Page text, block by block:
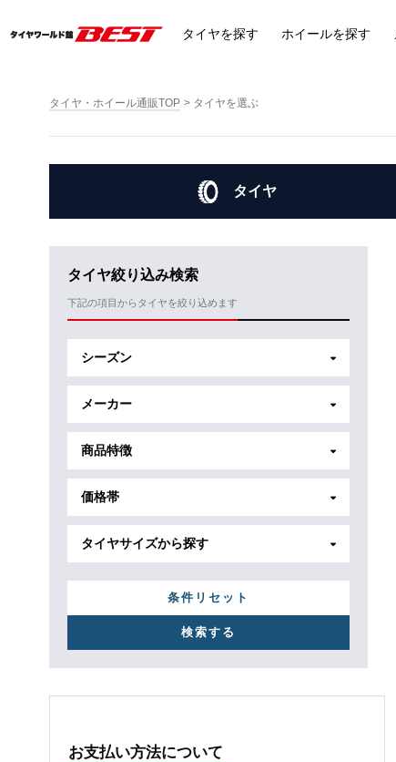
タイヤを探す ホイールを探す
タイヤ・ホイール通販TOP タイヤを選ぶ
タイヤ
タイヤ絞り込み検索
下記の項目からタイヤを絞り込めます
シーズン
メーカー
商品特徴
価格帯
タイヤサイズから探す
条件リセット
お支払い方法について